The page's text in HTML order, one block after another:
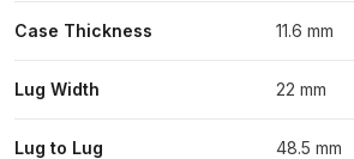
Case Thickness 11.6 mm
Lug Width 22 mm
Lug to Lug 48.5 mm